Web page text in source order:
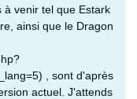
à venir tel que Estark
ainsi que le Dragon
, sont d'après
actuel. J'attends